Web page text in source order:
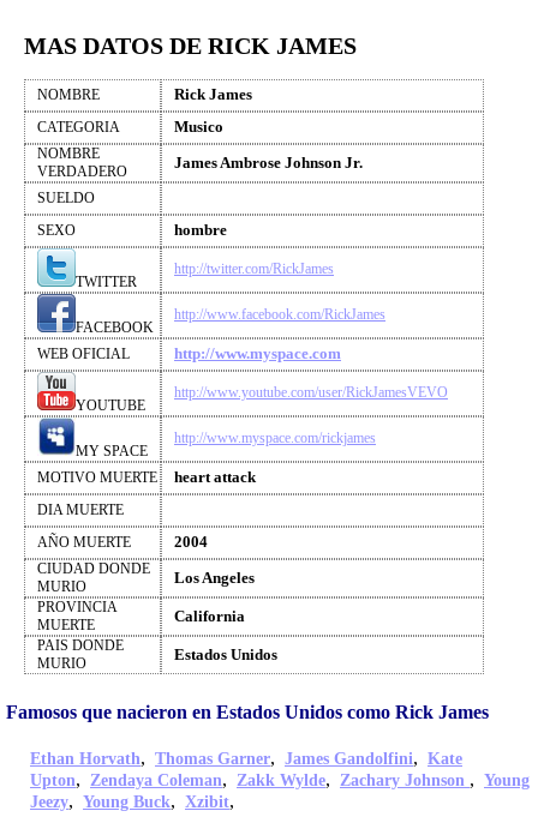
MAS DATOS DE RICK JAMES
NOMBRE Rick James
CATEGORIA Musico
NOMBRE
VERDADERO
James Ambrose Johnson Jr.
SUELDO
SEXO
hombre
TWITTER
http://twitter.com/RickJames
FACEBOOK
http://www.facebook.com/RickJames
WEB OFICIAL http://www.myspace.com
YOUTUBE
http://www.youtube.com/user/RickJamesVEVO
MY SPACE
http://www.myspace.com/rickjames
MOTIVO MUERTE heart attack
DIA MUERTE
AÑO MUERTE
2004
CIUDAD DONDE
MURIO
Los Angeles
PROVINCIA
MUERTE
California
PAIS DONDE
MURIO
Estados Unidos
Famosos que nacieron en Estados Unidos como Rick James
Ethan Horvath, Thomas Garner, James Gandolfini, Kate
Upton, Zendaya Coleman, Zakk Wylde, Zachary Johnson , Young
Jeezy, Young Buck, Xzibit,